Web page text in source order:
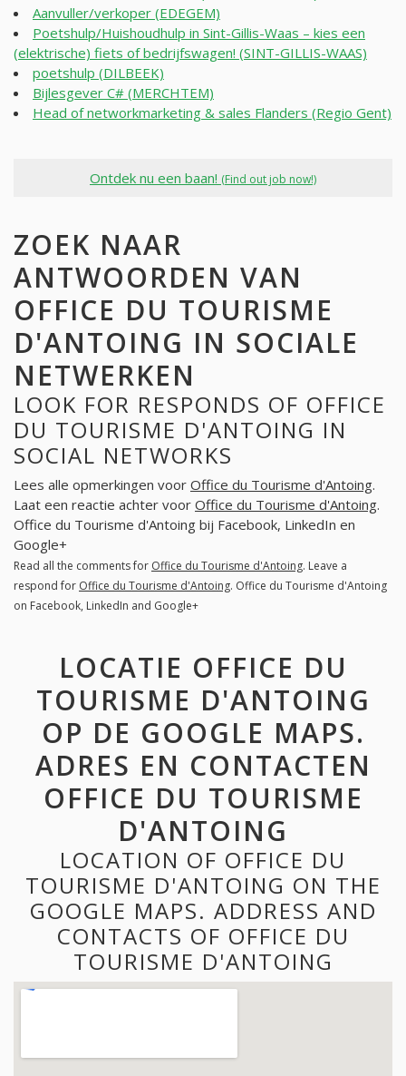
Aanvuller/verkoper (EDEGEM)
Poetshulp/Huishoudhulp in Sint-Gillis-Waas – kies een
(elektrische) fiets of bedrijfswagen! (SINT-GILLIS-WAAS)
poetshulp (DILBEEK)
Bijlesgever C# (MERCHTEM)
Head of networkmarketing & sales Flanders (Regio Gent)
Ontdek nu een baan! (Find out job now!)
ZOEK NAAR
ANTWOORDEN VAN
OFFICE DU TOURISME
D'ANTOING IN SOCIALE
NETWERKEN
LOOK FOR RESPONDS OF OFFICE
DU TOURISME D'ANTOING IN
SOCIAL NETWORKS
Lees alle opmerkingen voor Office du Tourisme d'Antoing.
Laat een reactie achter voor Office du Tourisme d'Antoing.
Office du Tourisme d'Antoing bij Facebook, LinkedIn en
Google+
Read all the comments for Office du Tourisme d'Antoing. Leave a
respond for Office du Tourisme d'Antoing. Office du Tourisme d'Antoing
on Facebook, LinkedIn and Google+
LOCATIE OFFICE DU
TOURISME D'ANTOING
OP DE GOOGLE MAPS.
ADRES EN CONTACTEN
OFFICE DU TOURISME
D'ANTOING
LOCATION OF OFFICE DU
TOURISME D'ANTOING ON THE
GOOGLE MAPS. ADDRESS AND
CONTACTS OF OFFICE DU
TOURISME D'ANTOING